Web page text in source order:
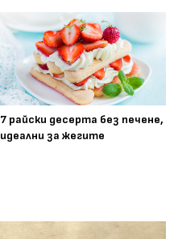
7 райски десерта без печене,
идеални за жегите